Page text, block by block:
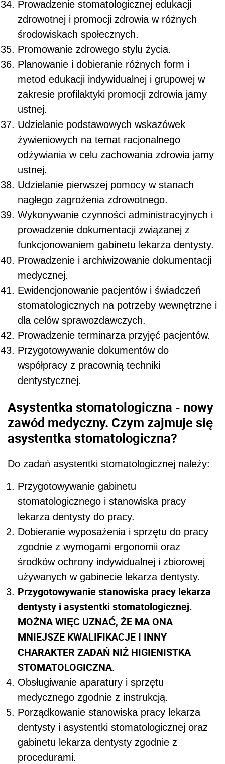
Prowadzenie stomatologicznej edukacji
zdrowotnej i promocji zdrowia w różnych
środowiskach społecznych.
Promowanie zdrowego stylu życia.
Planowanie i dobieranie różnych form i
metod edukacji indywidualnej i grupowej w
zakresie profilaktyki promocji zdrowia jamy
ustnej.
Udzielanie podstawowych wskazówek
żywieniowych na temat racjonalnego
odżywiania w celu zachowania zdrowia jamy
ustnej.
Udzielanie pierwszej pomocy w stanach
nagłego zagrożenia zdrowotnego.
Wykonywanie czynności administracyjnych i
prowadzenie dokumentacji związanej z
funkcjonowaniem gabinetu lekarza dentysty.
Prowadzenie i archiwizowanie dokumentacji
medycznej.
Ewidencjonowanie pacjentów i świadczeń
stomatologicznych na potrzeby wewnętrzne i
dla celów sprawozdawczych.
Prowadzenie terminarza przyjęć pacjentów.
Przygotowywanie dokumentów do
współpracy z pracownią techniki
dentystycznej.
Asystentka stomatologiczna - nowy
zawód medyczny. Czym zajmuje się
asystentka stomatologiczna?
Do zadań asystentki stomatologicznej należy:
Przygotowywanie gabinetu
stomatologicznego i stanowiska pracy
lekarza dentysty do pracy.
Dobieranie wyposażenia i sprzętu do pracy
zgodnie z wymogami ergonomii oraz
środków ochrony indywidualnej i zbiorowej
używanych w gabinecie lekarza dentysty.
Przygotowywanie stanowiska pracy lekarza
dentysty i asystentki stomatologicznej.
MOŻNA WIĘC UZNAĆ, ŻE MA ONA
MNIEJSZE KWALIFIKACJE I INNY
CHARAKTER ZADAŃ NIŻ HIGIENISTKA
STOMATOLOGICZNA.
Obsługiwanie aparatury i sprzętu
medycznego zgodnie z instrukcją.
Porządkowanie stanowiska pracy lekarza
dentysty i asystentki stomatologicznej oraz
gabinetu lekarza dentysty zgodnie z
procedurami.